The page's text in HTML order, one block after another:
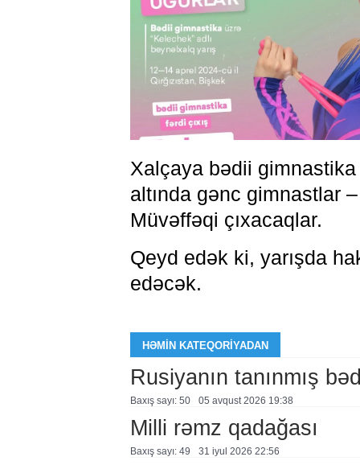
Xalçaya bədii
altında gənc gimnastlar
Müvəffəqi çıxacaqlar.
Qeyd edək ki, yarışda
edəcək.
HƏMIN KATEQORIYADAN
Rusiyanın tanınmış
Baxış sayı: 50 05 avqust 2026 19:38
Milli rəmz qadağası
Baxış sayı: 49 31 i̇yul 2026 22:56